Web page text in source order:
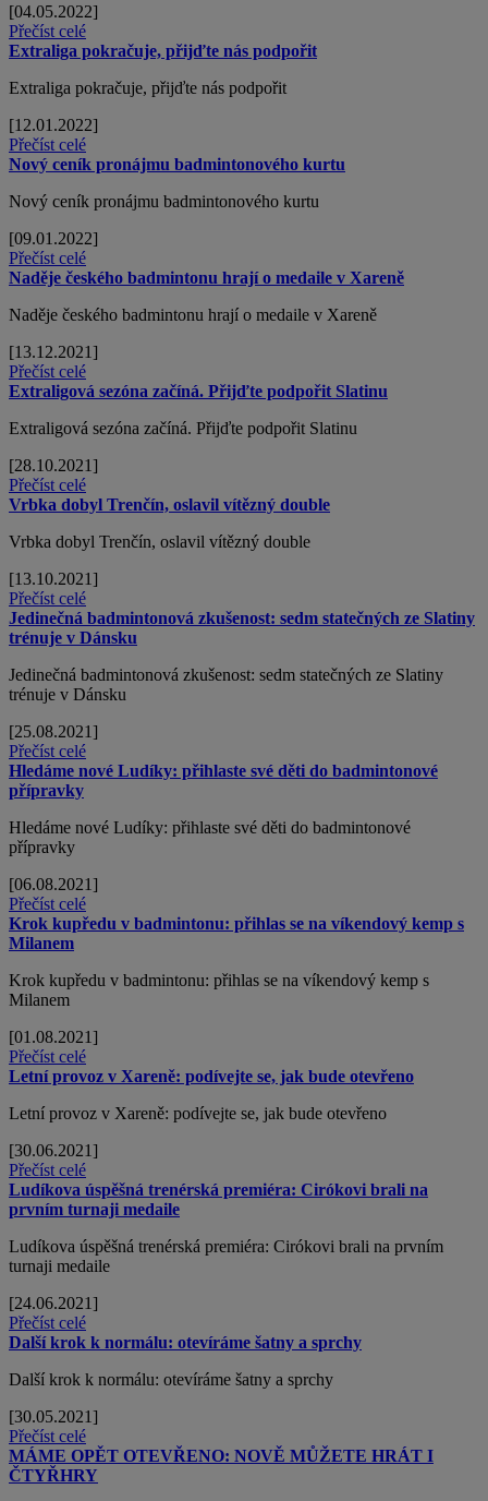
[04.05.2022]
Přečíst celé
Extraliga pokračuje, přijďte nás podpořit
Extraliga pokračuje, přijďte nás podpořit
[12.01.2022]
Přečíst celé
Nový ceník pronájmu badmintonového kurtu
Nový ceník pronájmu badmintonového kurtu
[09.01.2022]
Přečíst celé
Naděje českého badmintonu hrají o medaile v Xareně
Naděje českého badmintonu hrají o medaile v Xareně
[13.12.2021]
Přečíst celé
Extraligová sezóna začíná. Přijďte podpořit Slatinu
Extraligová sezóna začíná. Přijďte podpořit Slatinu
[28.10.2021]
Přečíst celé
Vrbka dobyl Trenčín, oslavil vítězný double
Vrbka dobyl Trenčín, oslavil vítězný double
[13.10.2021]
Přečíst celé
Jedinečná badmintonová zkušenost: sedm statečných ze Slatiny
trénuje v Dánsku
Jedinečná badmintonová zkušenost: sedm statečných ze Slatiny
trénuje v Dánsku
[25.08.2021]
Přečíst celé
Hledáme nové Ludíky: přihlaste své děti do badmintonové
přípravky
Hledáme nové Ludíky: přihlaste své děti do badmintonové
přípravky
[06.08.2021]
Přečíst celé
Krok kupředu v badmintonu: přihlas se na víkendový kemp s
Milanem
Krok kupředu v badmintonu: přihlas se na víkendový kemp s
Milanem
[01.08.2021]
Přečíst celé
Letní provoz v Xareně: podívejte se, jak bude otevřeno
Letní provoz v Xareně: podívejte se, jak bude otevřeno
[30.06.2021]
Přečíst celé
Ludíkova úspěšná trenérská premiéra: Cirókovi brali na
prvním turnaji medaile
Ludíkova úspěšná trenérská premiéra: Cirókovi brali na prvním
turnaji medaile
[24.06.2021]
Přečíst celé
Další krok k normálu: otevíráme šatny a sprchy
Další krok k normálu: otevíráme šatny a sprchy
[30.05.2021]
Přečíst celé
MÁME OPĚT OTEVŘENO: NOVĚ MŮŽETE HRÁT I
ČTYŘHRY